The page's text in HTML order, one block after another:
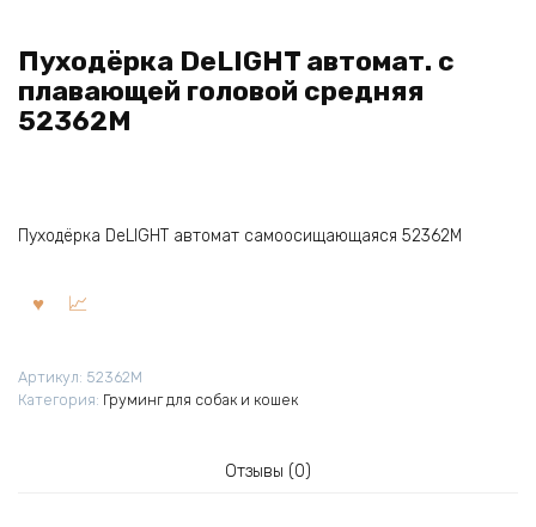
Пуходёрка DeLIGHT автомат. с
плавающей головой средняя
52362M
Пуходёрка DeLIGHT автомат самоосищающаяся 52362M
Артикул: 52362M
Категория: Груминг для собак и кошек
Отзывы (0)